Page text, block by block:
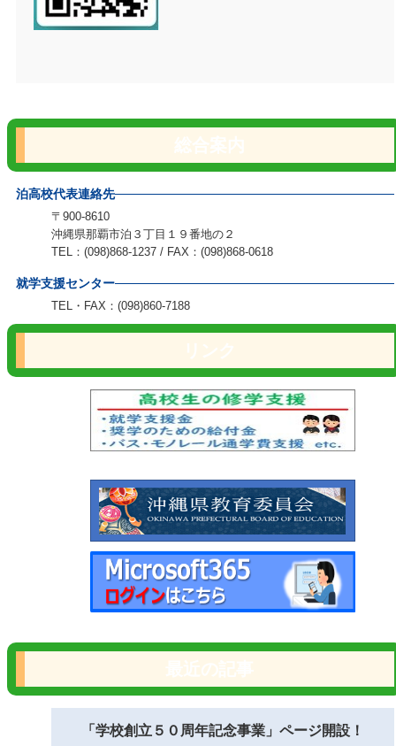
泊高校代表連絡先
〒900-8610
沖縄県那覇市泊３丁目１９番地の２
TEL：(098)868-1237 / FAX：(098)868-0618
就学支援センター
TEL・FAX：(098)860-7188
「学校創立５０周年記念事業」ページ開設！